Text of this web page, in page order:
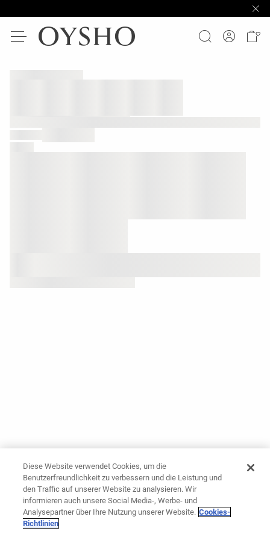
Diese Website verwendet Cookies, um die
Benutzerfreundlichkeit zu verbessern und die Leistung und
den Traffic auf unserer Website zu analysieren. Wir
informieren auch unsere Social Media-, Werbe- und
Analysepartner über Ihre Nutzung unserer Website. Cookies-
Richtlinien